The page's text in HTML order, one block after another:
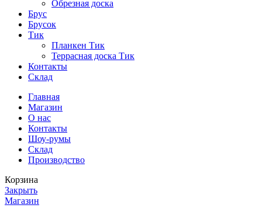
Обрезная доска
Брус
Брусок
Тик
Планкен Тик
Террасная доска Тик
Контакты
Склад
Главная
Магазин
О нас
Контакты
Шоу-румы
Склад
Производство
Корзина
Закрыть
Магазин